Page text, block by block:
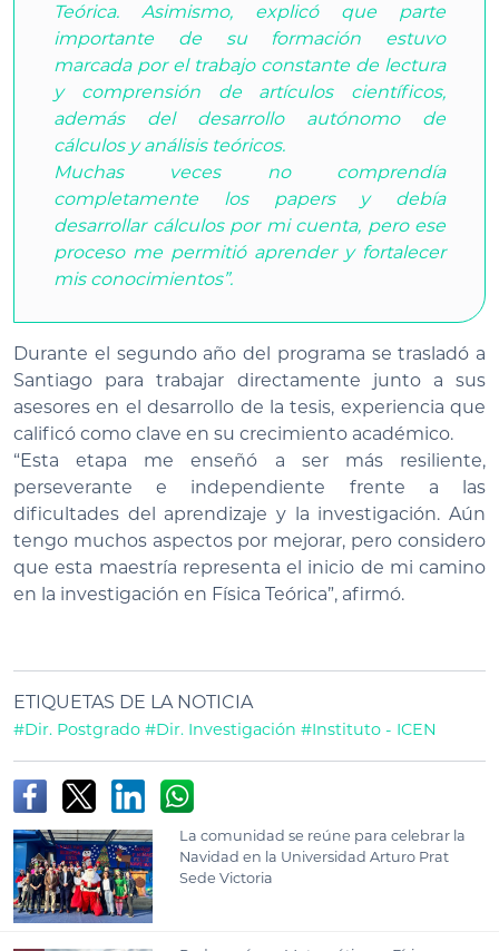
Teórica. Asimismo, explicó que parte
importante de su formación estuvo
marcada por el trabajo constante de lectura
y comprensión de artículos científicos,
además del desarrollo autónomo de
cálculos y análisis teóricos.
Muchas veces no comprendía
completamente los papers y debía
desarrollar cálculos por mi cuenta, pero ese
proceso me permitió aprender y fortalecer
mis conocimientos”.
Durante el segundo año del programa se trasladó a
Santiago para trabajar directamente junto a sus
asesores en el desarrollo de la tesis, experiencia que
calificó como clave en su crecimiento académico.
“Esta etapa me enseñó a ser más resiliente,
perseverante e independiente frente a las
dificultades del aprendizaje y la investigación. Aún
tengo muchos aspectos por mejorar, pero considero
que esta maestría representa el inicio de mi camino
en la investigación en Física Teórica”, afirmó.
ETIQUETAS DE LA NOTICIA
#Dir. Postgrado #Dir. Investigación #Instituto - ICEN
La comunidad se reúne para celebrar la
Navidad en la Universidad Arturo Prat
Sede Victoria